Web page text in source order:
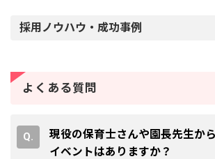
採用ノウハウ・成功事例
よくある質問
現役の保育士さんや園長先生か
イベントはありますか？